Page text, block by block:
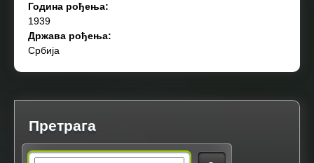
Година рођења:
1939
Држава рођења:
Србија
Претрага